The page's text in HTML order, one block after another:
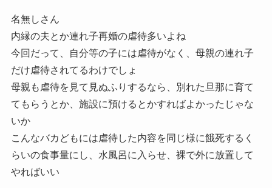
名無しさん
内縁の夫とか連れ子再婚の虐待多いよね
今回だって、自分等の子には虐待がなく、母親の連れ子
だけ虐待されてるわけでしょ
母親も虐待を見て見ぬふりするなら、別れた旦那に育て
てもらうとか、施設に預けるとかすればよかったじゃな
いか
こんなバカどもには虐待した内容を同じ様に餓死するく
らいの食事量にし、水風呂に入らせ、裸で外に放置して
やればいい